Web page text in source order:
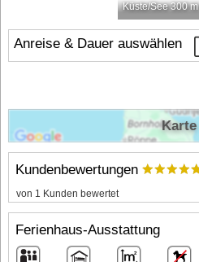
Küste/See 300 m
Anreise & Dauer auswählen
Kundenbewertungen
von 1 Kunden bewertet
Ferienhaus-Ausstattung
Karte